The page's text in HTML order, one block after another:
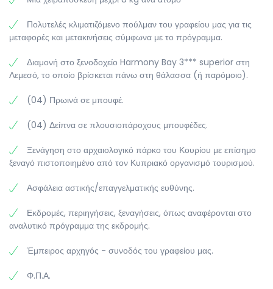
μοναδικά σε ομορφιά ψηφιδωτά. Θα καταλήξουμε στο
πανέμορφο λιμάνι της Πάφου με το υπέροχο φρούριο
στο ξενοδοχείο. Δείπνο. Διανυκτέρευση.
Πολυτελές κλιματιζόμενο πούλμαν του γραφείου μας για τις
μεταφορές και μετακινήσεις σύμφωνα με το πρόγραμμα.
Διαμονή στο ξενοδοχείο Harmony Bay 3*** superior στη
Λεμεσό, το οποίο βρίσκεται πάνω στη θάλασσα (ή παρόμοιο).
(04) Πρωινά σε μπουφέ.
(04) Δείπνα σε πλουσιοπάροχους μπουφέδες.
Ξενάγηση στο αρχαιολογικό πάρκο του Κουρίου με επίσημο
ξεναγό πιστοποιημένο από τον Κυπριακό οργανισμό τουρισμού.
Ασφάλεια αστικής/επαγγελματικής ευθύνης.
Εκδρομές, περιηγήσεις, ξεναγήσεις, όπως αναφέρονται στο
αναλυτικό πρόγραμμα της εκδρομής.
Έμπειρος αρχηγός - συνοδός του γραφείου μας.
Φ.Π.Α.